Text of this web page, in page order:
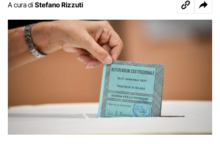
A cura di Stefano Rizzuti